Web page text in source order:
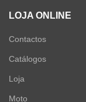
LOJA ONLINE
Contactos
Catálogos
Loja
Moto